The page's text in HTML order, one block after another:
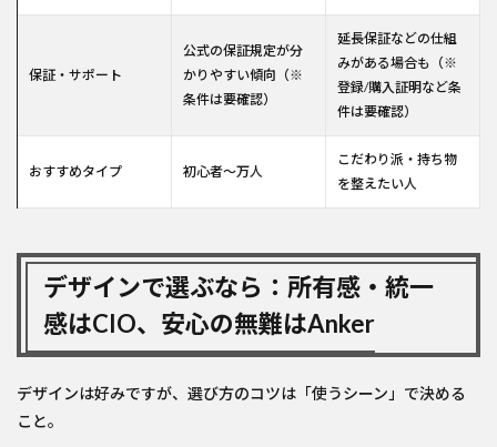
保証・サポート
公式の保証規定が分
かりやすい傾向（※
条件は要確認）
延長保証などの仕組
みがある場合も（※
登録/購入証明など条
件は要確認）
おすすめタイプ 初心者〜万人
こだわり派・持ち物
を整えたい人
デザインで選ぶなら：所有感・統一
感はCIO、安心の無難はAnker
デザインは好みですが、選び方のコツは「使うシーン」で決める
こと。